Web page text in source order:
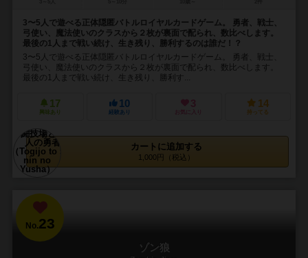
3〜5人で遊べる正体隠匿バトルロイヤルカードゲーム。 勇者、戦士、
弓使い、魔法使いのクラスから２枚が裏面で配られ、数比べします。
最後の1人まで戦い続け、生き残り、勝利するのは誰だ！？
3〜5人で遊べる正体隠匿バトルロイヤルカードゲーム。 勇者、戦士、
弓使い、魔法使いのクラスから２枚が裏面で配られ、数比べします。
最後の1人まで戦い続け、生き残り、勝利す...
17
興味あり
10
経験あり
3
お気に入り
14
持ってる
カートに追加する
1,000円（税込）
No.23
ゾン狼